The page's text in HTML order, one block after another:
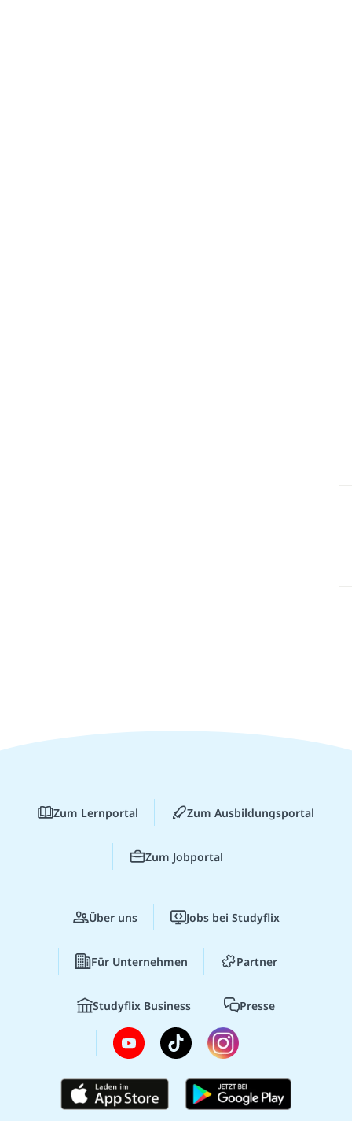
Zum Lernportal Zum Ausbildungsportal
Zum Jobportal
Über uns Jobs bei Studyflix
Für Unternehmen Partner
Studyflix Business Presse